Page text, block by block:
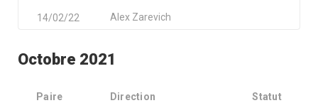
Alex Zarevich
14/02/22
Octobre 2021
Paire Direction Statut